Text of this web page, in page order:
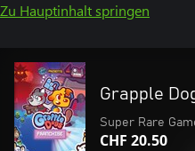
Zu Hauptinhalt springen
Grapple
Super Rare
CHF 20.50